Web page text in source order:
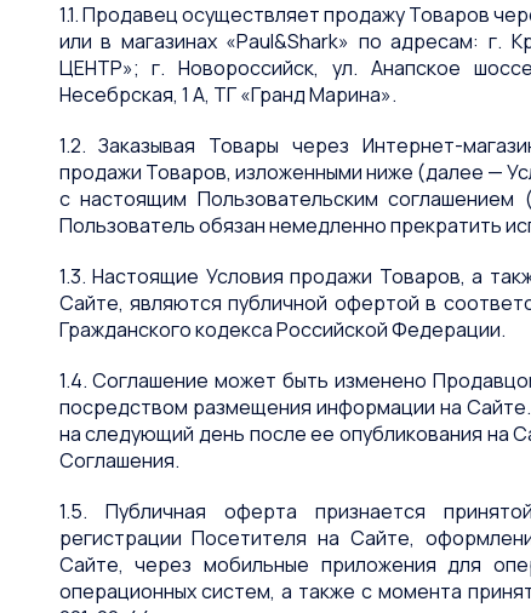
1.1. Продавец осуществляет продажу Товаров
или в магазинах «Paul&Shark» по адресам: г.
ЦЕНТР»; г. Новороссийск, ул. Анапское
Несебрская, 1 А, ТГ «Гранд Марина».
1.2. Заказывая Товары через Интернет-
продажи Товаров, изложенными ниже (далее —
с настоящим Пользовательским
Пользователь обязан немедленно прекратить
1.3. Настоящие Условия продажи Товаров, а
Сайте, являются публичной офертой в
Гражданского кодекса Российской Федерации.
1.4. Соглашение может быть изменено
посредством размещения информации на
на следующий день после ее опубликования на
Соглашения.
1.5. Публичная оферта признается
регистрации Посетителя на Сайте,
Сайте, через мобильные приложения для
операционных систем, а также с момента